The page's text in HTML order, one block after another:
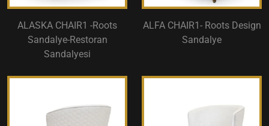
ALASKA CHAIR1 -Roots
Sandalye-Restoran
Sandalyesi
ALFA CHAIR1- Roots Design
Sandalye